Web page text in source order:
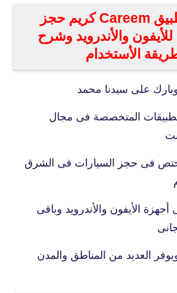
تحميل تطبيق Careem كريم حجز
للأيفون والأندرويد وشرح
الأستخدام
على سيدنا محمد
المتخصصة فى مجال
فى حجز السيارات فى الشرق
الأيفون والأندرويد وباقى
العديد من المناطق والمدن